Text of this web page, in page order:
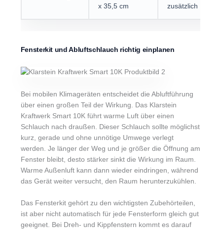
x 35,5 cm
zusätzlich Platz
Fensterkit und Abluftschlauch richtig einplanen
Bei mobilen Klimageräten entscheidet die Abluftführung
über einen großen Teil der Wirkung. Das Klarstein
Kraftwerk Smart 10K führt warme Luft über einen
Schlauch nach draußen. Dieser Schlauch sollte möglichst
kurz, gerade und ohne unnötige Umwege verlegt
werden. Je länger der Weg und je größer die Öffnung am
Fenster bleibt, desto stärker sinkt die Wirkung im Raum.
Warme Außenluft kann dann wieder eindringen, während
das Gerät weiter versucht, den Raum herunterzukühlen.
Das Fensterkit gehört zu den wichtigsten Zubehörteilen,
ist aber nicht automatisch für jede Fensterform gleich gut
geeignet. Bei Dreh- und Kippfenstern kommt es darauf